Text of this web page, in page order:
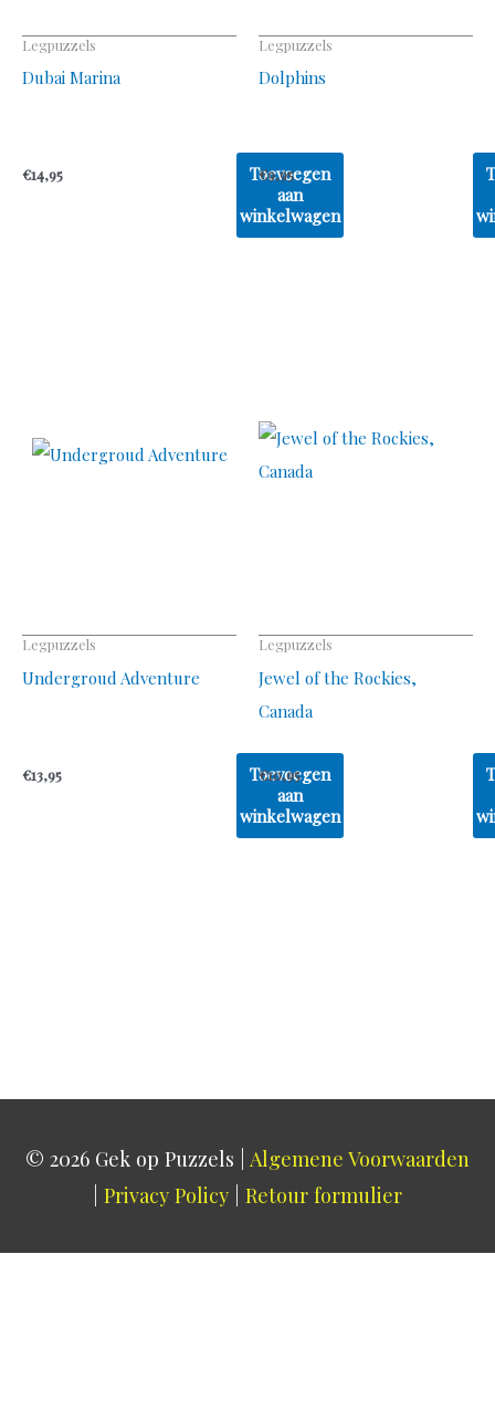
Legpuzzels
Dubai Marina
€14,95
Toevoegen
aan
winkelwagen
Legpuzzels
Dolphins
€9,95
Legpuzzels
Undergroud Adventure
€13,95
Toevoegen
aan
winkelwagen
Legpuzzels
Jewel of the Rockies,
Canada
€10,95
© 2026 Gek op Puzzels
Algemene Voorwaarden
Privacy Policy Retour formulier